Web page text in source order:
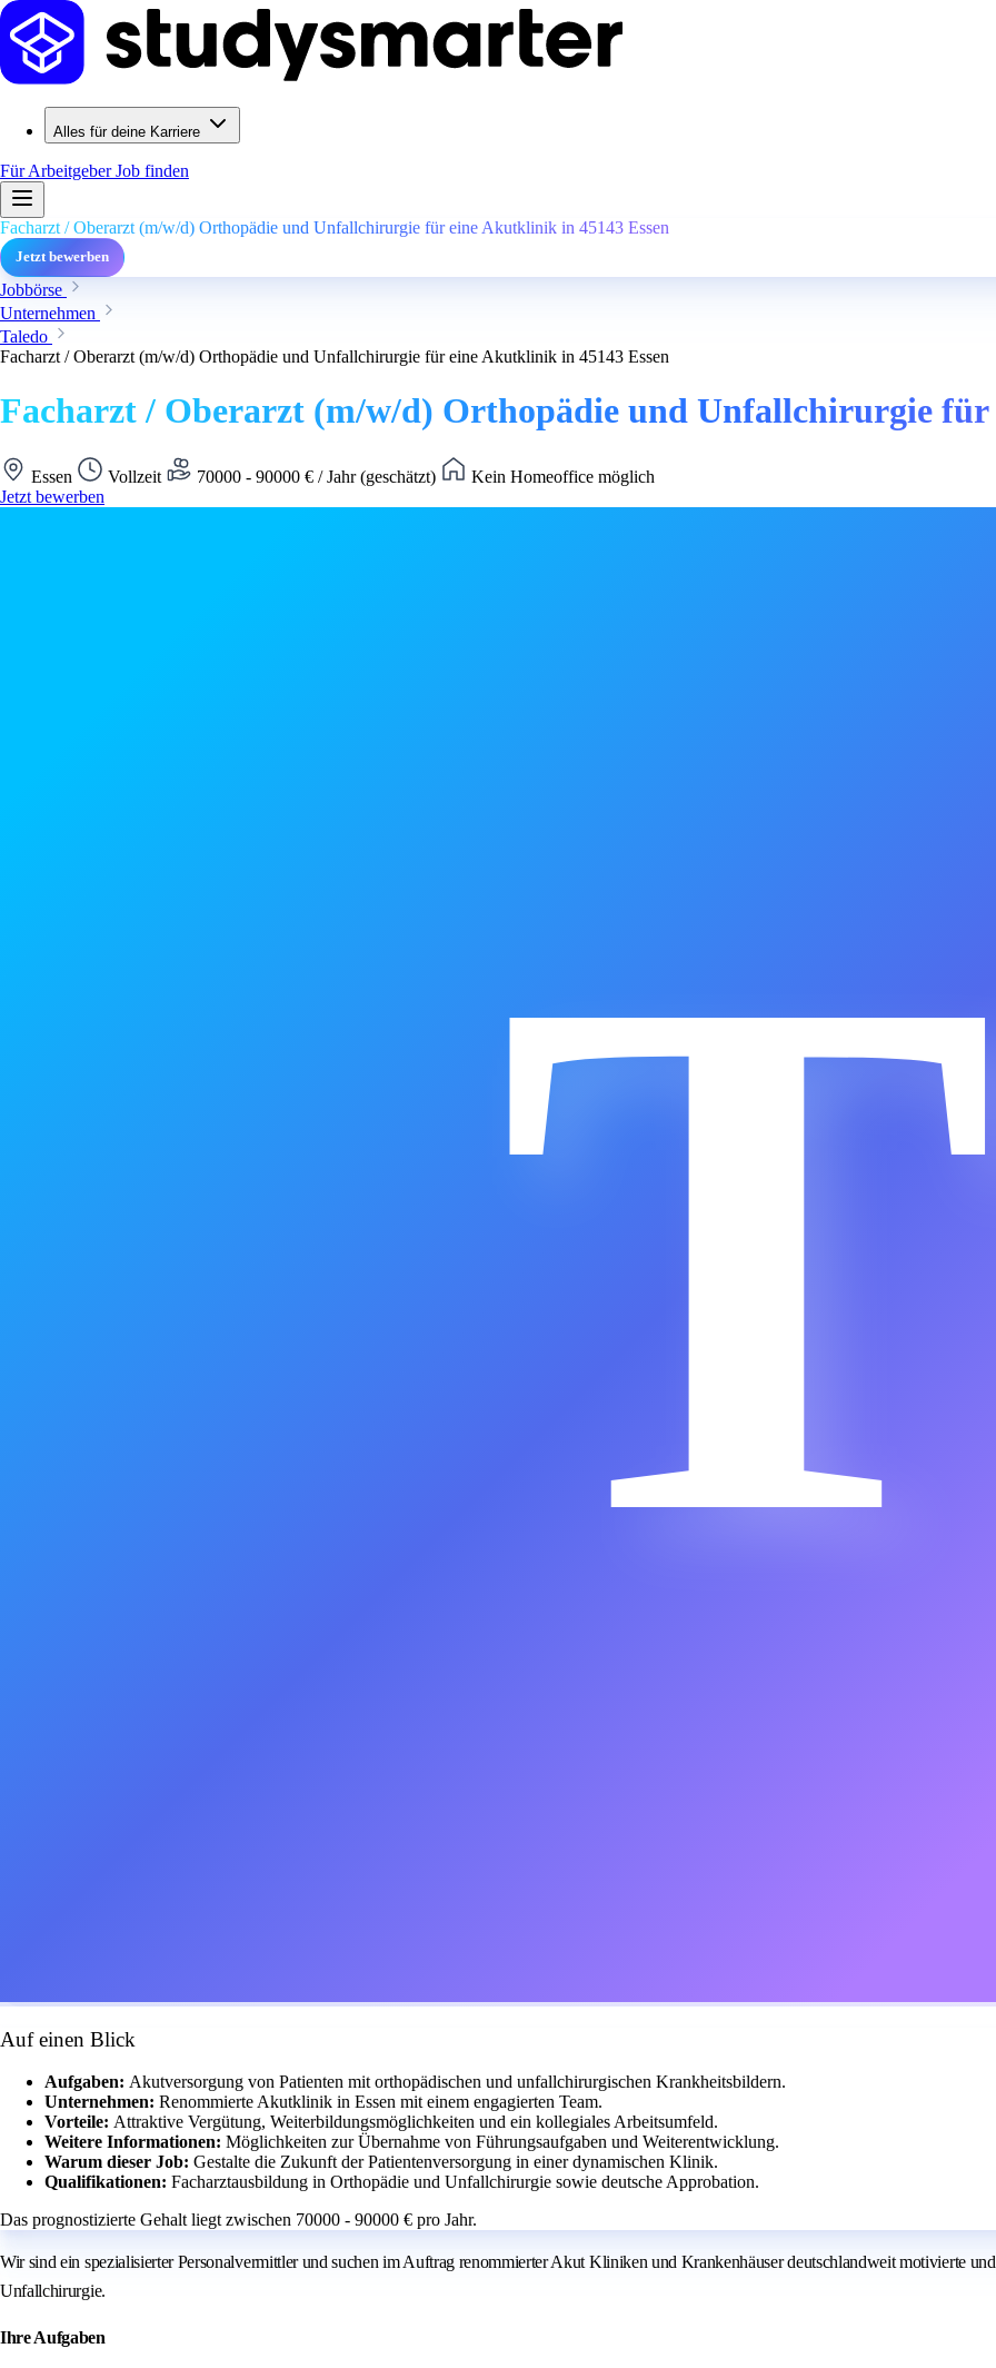
Alles für deine Karriere
Für ArbeitgeberJob finden
Facharzt / Oberarzt (m/w/d) Orthopädie und Unfallchirurgie für eine Akutklinik in 45143 Essen
Jetzt bewerben
Jobbörse
Unternehmen
Taledo
Facharzt / Oberarzt (m/w/d) Orthopädie und Unfallchirurgie für eine Akutklinik in 45143 Essen
Facharzt / Oberarzt (m/w/d) Orthopädie und Unfallchirurgie für
Essen Vollzeit 70000 - 90000 € / Jahr (geschätzt)
Kein Homeoffice möglich
Jetzt bewerben
T
Auf einen Blick
Aufgaben: Akutversorgung von Patienten mit orthopädischen und unfallchirurgischen Krankheitsbildern.
Unternehmen: Renommierte Akutklinik in Essen mit einem engagierten Team.
Vorteile: Attraktive Vergütung, Weiterbildungsmöglichkeiten und ein kollegiales Arbeitsumfeld.
Weitere Informationen: Möglichkeiten zur Übernahme von Führungsaufgaben und Weiterentwicklung.
Warum dieser Job: Gestalte die Zukunft der Patientenversorgung in einer dynamischen Klinik.
Qualifikationen: Facharztausbildung in Orthopädie und Unfallchirurgie sowie deutsche Approbation.
Das prognostizierte Gehalt liegt zwischen 70000 - 90000 € pro Jahr.
Wir sind ein spezialisierter Personalvermittler und suchen im Auftrag renommierter Akut Kliniken und Krankenhäuser deutschlandweit motivierte
Unfallchirurgie.
Ihre Aufgaben